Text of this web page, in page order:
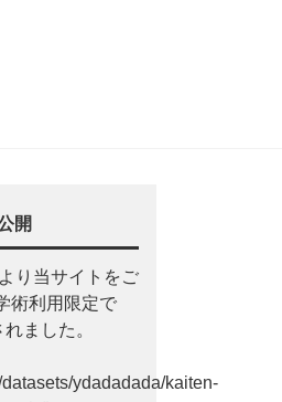
開
り当サイトをご
術利用限定で
ました。
ydadadada/kaiten-